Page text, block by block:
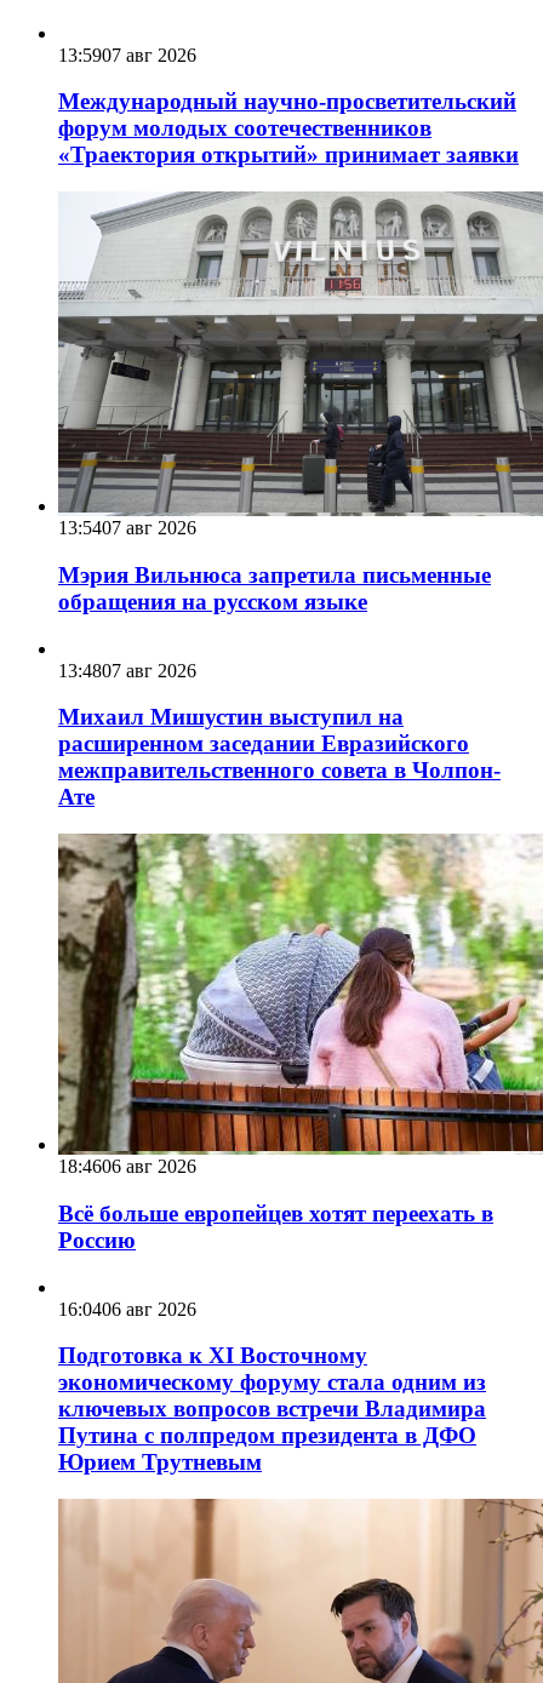
13:5907 авг 2026
Международный научно-просветительский
форум молодых соотечественников
«Траектория открытий» принимает заявки
13:5407 авг 2026
Мэрия Вильнюса запретила письменные
обращения на русском языке
13:4807 авг 2026
Михаил Мишустин выступил на
расширенном заседании Евразийского
межправительственного совета в Чолпон-
Ате
18:4606 авг 2026
Всё больше европейцев хотят переехать в
Россию
16:0406 авг 2026
Подготовка к XI Восточному
экономическому форуму стала одним из
ключевых вопросов встречи Владимира
Путина с полпредом президента в ДФО
Юрием Трутневым